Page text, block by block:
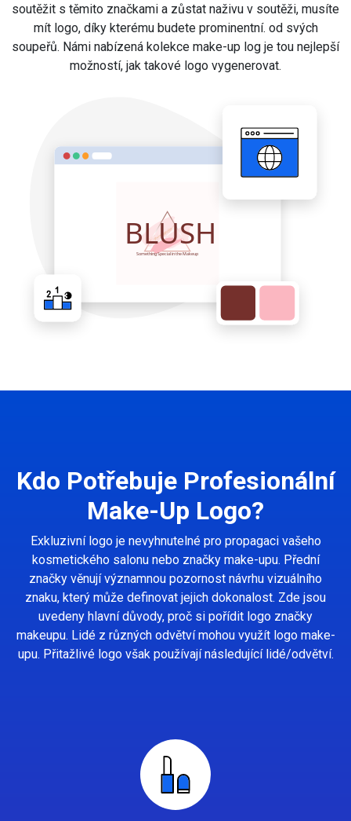
soutěžit s těmito značkami a zůstat naživu v soutěži, musíte
mít logo, díky kterému budete prominentní. od svých
soupeřů. Námi nabízená kolekce make-up log je tou nejlepší
možností, jak takové logo vygenerovat.
Kdo Potřebuje Profesionální
Make-Up Logo?
Exkluzivní logo je nevyhnutelné pro propagaci vašeho
kosmetického salonu nebo značky make-upu. Přední
značky věnují významnou pozornost návrhu vizuálního
znaku, který může definovat jejich dokonalost. Zde jsou
uvedeny hlavní důvody, proč si pořídit logo značky
makeupu. Lidé z různých odvětví mohou využít logo make-
upu. Přitažlivé logo však používají následující lidé/odvětví.